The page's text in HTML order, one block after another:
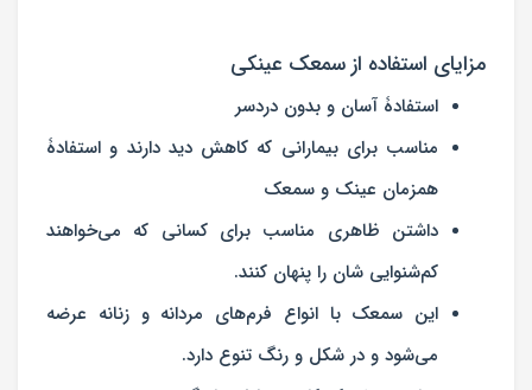
مزایای استفاده از سمعک عینکی
استفادۀ آسان و بدون دردسر
مناسب برای بیمارانی که کاهش دید دارند و استفادۀ
همزمان عینک و سمعک
داشتن ظاهری مناسب برای کسانی که می‌خواهند
کم‌شنوایی شان را پنهان کنند.
این سمعک با انواع فرم‌های مردانه و زنانه عرضه
می‌شود و در شکل و رنگ تنوع دارد.